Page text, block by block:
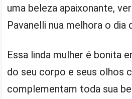
uma beleza apaixonante,
Pavanelli nua melhora o dia
Essa linda mulher é bonita
do seu corpo e seus olhos
complementam toda sua